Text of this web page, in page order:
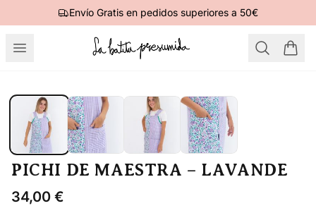
Envío Gratis en pedidos superiores a 50€
PICHI DE MAESTRA – LAVANDE
34,00 €